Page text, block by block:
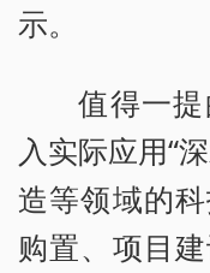
示。
值得一
入实际应用“
造等领域的
购置、项目